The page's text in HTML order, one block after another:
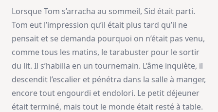
Lorsque Tom s’arracha au sommeil, Sid était parti.
Tom eut l’impression qu’il était plus tard qu’il ne
pensait et se demanda pourquoi on n’était pas venu,
comme tous les matins, le tarabuster pour le sortir
du lit. Il s’habilla en un tournemain. L’âme inquiète, il
descendit l’escalier et pénétra dans la salle à manger,
encore tout engourdi et endolori. Le petit déjeuner
était terminé, mais tout le monde était resté à table.